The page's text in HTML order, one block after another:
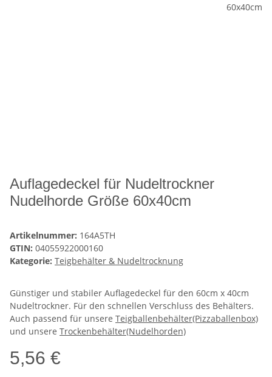
Auflagedeckel für Nudeltrockner
Nudelhorde Größe 60x40cm
Artikelnummer: 164A5TH
GTIN: 04055922000160
Kategorie: Teigbehälter & Nudeltrocknung
Günstiger und stabiler Auflagedeckel für den 60cm x 40cm
Nudeltrockner. Für den schnellen Verschluss des Behälters.
Auch passend für unsere Teigballenbehälter(Pizzaballenbox)
und unsere Trockenbehälter(Nudelhorden)
5,56 €